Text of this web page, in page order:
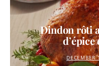
Dindon rôti